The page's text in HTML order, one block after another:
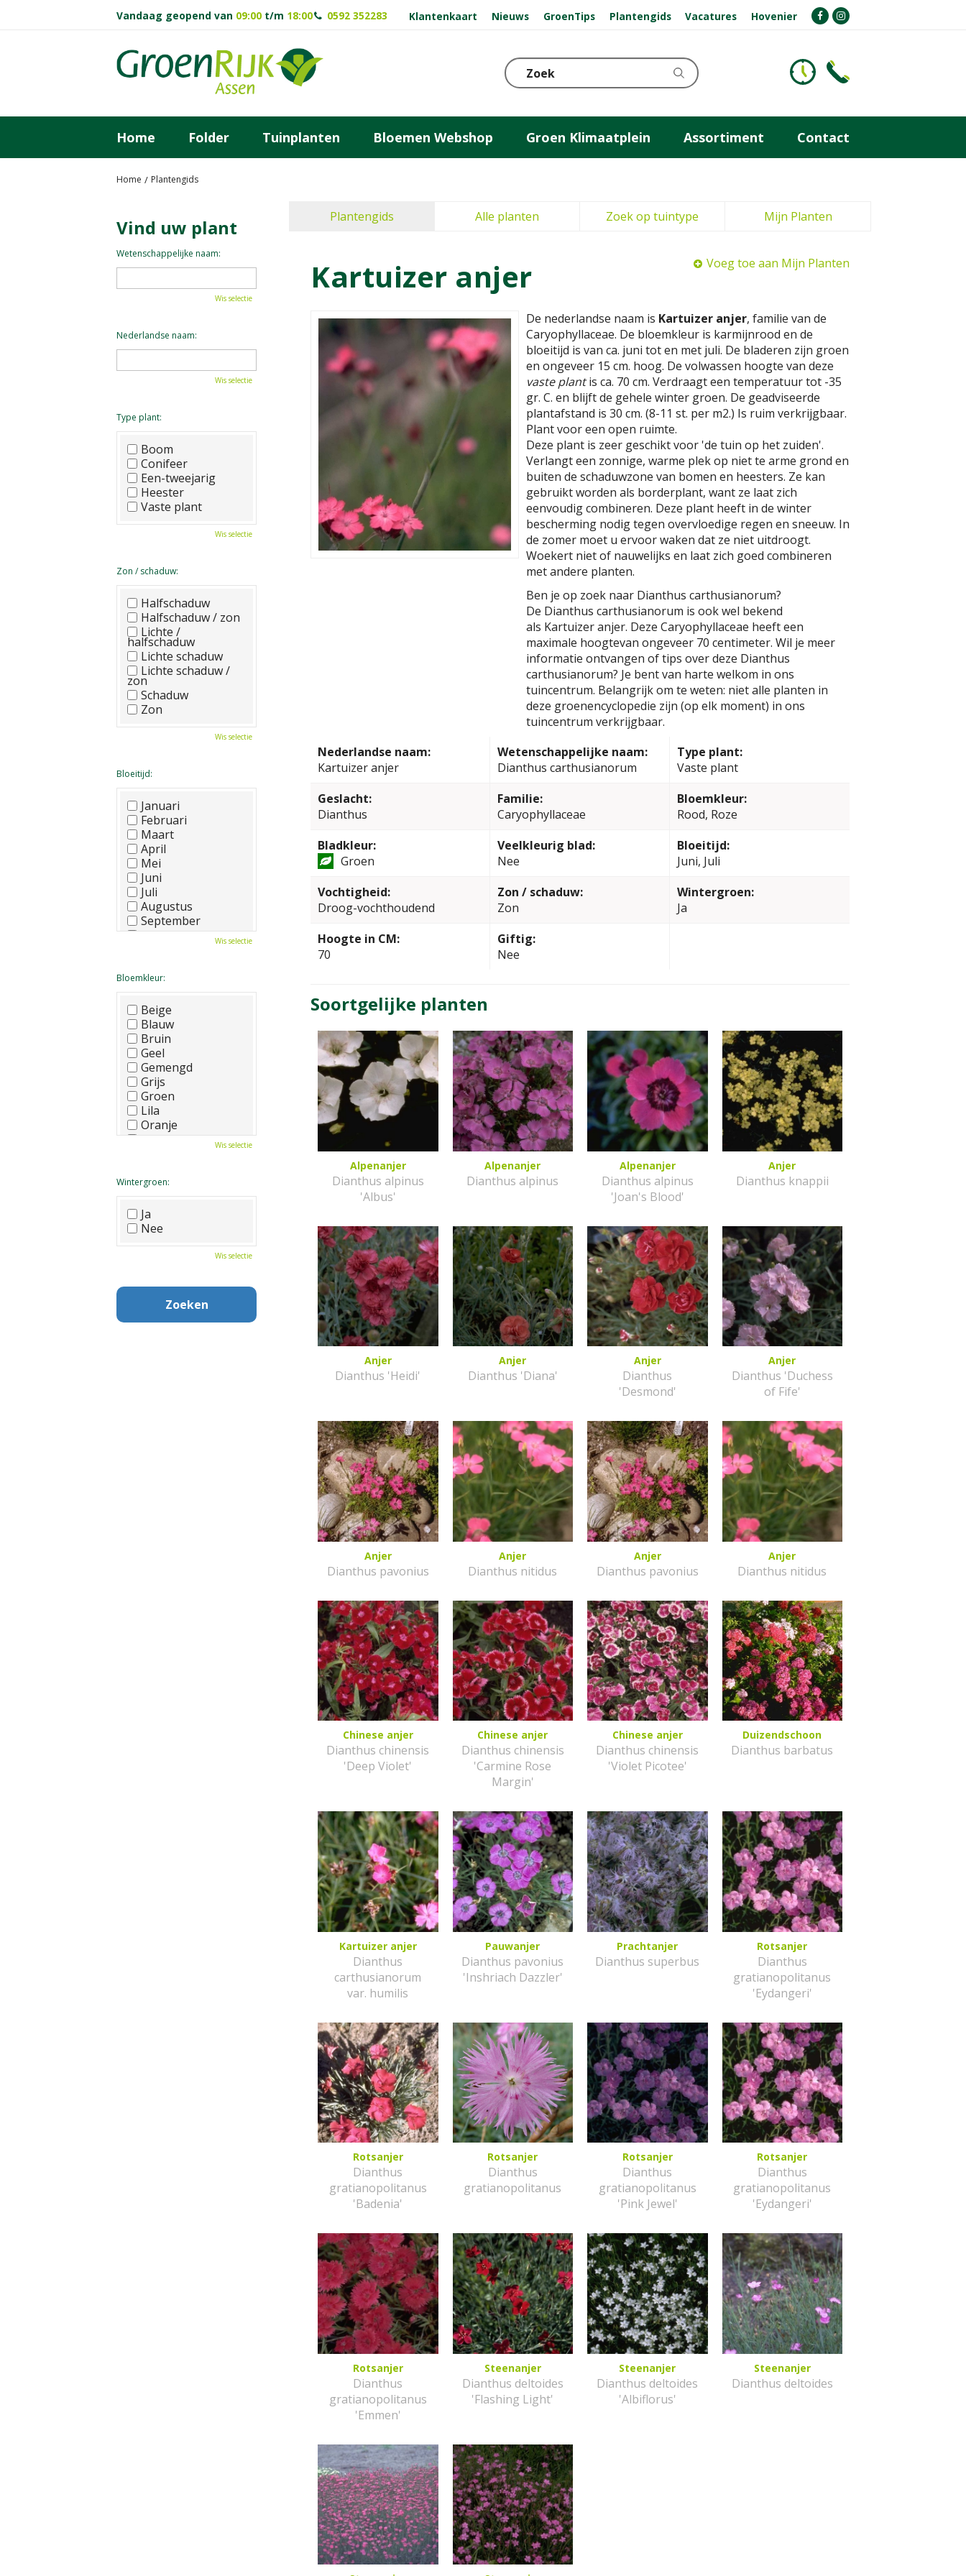
Home Plantengids
Vandaag geopend van 09:00 t/m 18:00 0592 352283 Klantenkaart Nieuws GroenTips Plantengids Vacatures Hovenier
Home Folder Tuinplanten Bloemen Webshop Groen Klimaatplein Assortiment Contact
Plantengids Alle planten Zoek op tuintype Mijn Planten
Kartuizer anjer Voeg toe aan Mijn Planten
De nederlandse naam is Kartuizer anjer, familie van de
Caryophyllaceae. De bloemkleur is karmijnrood en de
bloeitijd is van ca. juni tot en met juli. De bladeren zijn groen
en ongeveer 15 cm. hoog. De volwassen hoogte van deze
vaste plantis ca. 70 cm. Verdraagt een temperatuur tot -35
gr. C. en blijft de gehele winter groen. De geadviseerde
plantafstand is 30 cm. (8-11 st. per m2.) Is ruim verkrijgbaar.
Plant voor een open ruimte.
Deze plant is zeer geschikt voor 'de tuin op het zuiden'.
Verlangt een zonnige, warme plek op niet te arme grond en
buiten de schaduwzone van bomen en heesters. Ze kan
gebruikt worden als borderplant, want ze laat zich
eenvoudig combineren. Deze plant heeft in de winter
bescherming nodig tegen overvloedige regen en sneeuw. In
de zomer moet u ervoor waken dat ze niet uitdroogt.
Woekert niet of nauwelijks en laat zich goed combineren
met andere planten.
Ben je op zoek naar Dianthus carthusianorum?
De Dianthus carthusianorum is ook wel bekend
als Kartuizer anjer. Deze Caryophyllaceae heeft een
maximale hoogtevan ongeveer 70 centimeter. Wil je meer
informatie ontvangen of tips over deze Dianthus
carthusianorum? Je bent van harte welkom in ons
tuincentrum. Belangrijk om te weten: niet alle planten in
deze groenencyclopedie zijn (op elk moment) in ons
tuincentrum verkrijgbaar.
Nederlandse naam:
Kartuizer anjer
Wetenschappelijke naam:
Dianthus carthusianorum
Type plant:
Vaste plant
Geslacht:
Dianthus
Familie:
Caryophyllaceae
Bloemkleur:
Rood, Roze
Bladkleur:
Groen
Veelkleurig blad:
Nee
Bloeitijd:
Juni, Juli
Vochtigheid:
Droog-vochthoudend
Zon / schaduw:
Zon
Wintergroen:
Ja
Hoogte in CM:
70
Giftig:
Nee
Soortgelijke planten
Alpenanjer
Dianthus alpinus
'Albus'
Alpenanjer
Dianthus alpinus
Alpenanjer
Dianthus alpinus
'Joan's Blood'
Anjer
Dianthus knappii
Anjer
Dianthus 'Heidi'
Anjer
Dianthus 'Diana'
Anjer
Dianthus
'Desmond'
Anjer
Dianthus 'Duchess
of Fife'
Anjer
Dianthus pavonius
Anjer
Dianthus nitidus
Anjer
Dianthus pavonius
Anjer
Dianthus nitidus
Chinese anjer
Dianthus chinensis
'Deep Violet'
Chinese anjer
Dianthus chinensis
'Carmine Rose
Margin'
Chinese anjer
Dianthus chinensis
'Violet Picotee'
Duizendschoon
Dianthus barbatus
Kartuizer anjer
Dianthus
carthusianorum
var. humilis
Pauwanjer
Dianthus pavonius
'Inshriach Dazzler'
Prachtanjer
Dianthus superbus
Rotsanjer
Dianthus
gratianopolitanus
'Eydangeri'
Rotsanjer
Dianthus
gratianopolitanus
'Badenia'
Rotsanjer
Dianthus
gratianopolitanus
Rotsanjer
Dianthus
gratianopolitanus
'Pink Jewel'
Rotsanjer
Dianthus
gratianopolitanus
'Eydangeri'
Rotsanjer
Dianthus
gratianopolitanus
'Emmen'
Steenanjer
Dianthus deltoides
'Flashing Light'
Steenanjer
Dianthus deltoides
'Albiflorus'
Steenanjer
Dianthus deltoides
Vind uw plant
Wetenschappelijke naam:
Wis selectie
Nederlandse naam:
Wis selectie
Type plant:
Boom
Conifeer
Een-tweejarig
Heester
Vaste plant
Wis selectie
Zon / schaduw:
Halfschaduw
Halfschaduw / zon
Lichte /
halfschaduw
Lichte schaduw
Lichte schaduw /
zon
Schaduw
Zon
Wis selectie
Bloeitijd:
Januari
Februari
Maart
April
Mei
Juni
Juli
Augustus
September
Oktober
Wis selectie
Bloemkleur:
Beige
Blauw
Bruin
Geel
Gemengd
Grijs
Groen
Lila
Oranje
Paars
Wit
Zwart
Wis selectie
Wintergroen:
Ja
Nee
Wis selectie